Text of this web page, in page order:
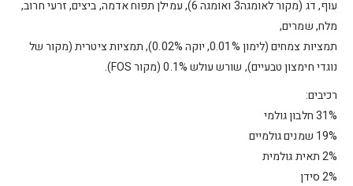
עוף, דג (מקור לאומגה3 ואומגה 6), עמילן תפוח אדמה, ביצים, זרעי חרוב,
מלח, שמרים,
תמציות צמחים (לימון 0.01%, יוקה 0.02%), תמציות ציטרית (מקור של
נוגדי חימצון טבעיים), שורש עולש 0.1% (מקור FOS).
רכיבים:
31% חלבון גולמי
19% שמנים גולמיים
2% תאית גולמית
2% סידן